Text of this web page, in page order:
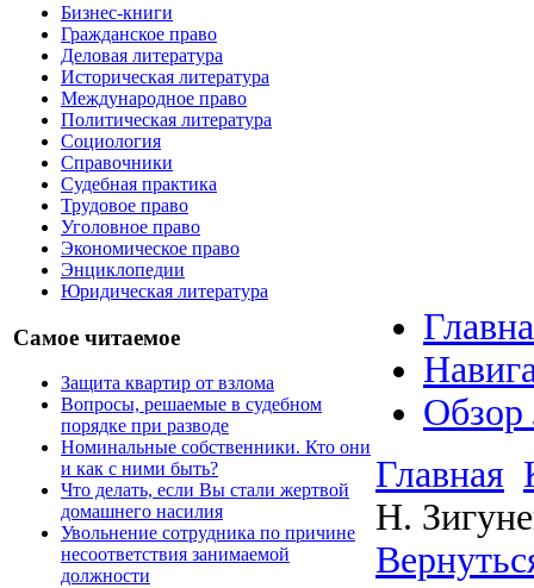
Бизнес-книги
Гражданское право
Деловая литература
Историческая литература
Международное право
Политическая литература
Социология
Справочники
Судебная практика
Трудовое право
Уголовное право
Экономическое право
Энциклопедии
Юридическая литература
Самое читаемое
Защита квартир от взлома
Вопросы, решаемые в судебном
порядке при разводе
Номинальные собственники. Кто они
и как с ними быть?
Что делать, если Вы стали жертвой
домашнего насилия
Увольнение сотрудника по причине
несоответствия занимаемой
должности
Обзор
Главная
Н.